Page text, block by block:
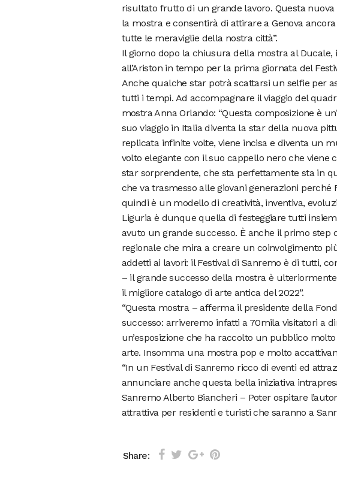
risultato frutto di un grande lavoro. Questa
la mostra e consentirà di attirare a Genova
tutte le meraviglie della nostra città”.
Il giorno dopo la chiusura della mostra al
all’Ariston in tempo per la prima giornata del
Anche qualche star potrà scattarsi un selfie per
tutti i tempi. Ad accompagnare il viaggio del
mostra Anna Orlando: “Questa composizione è
suo viaggio in Italia diventa la star della nuova
replicata infinite volte, viene incisa e diventa un
volto elegante con il suo cappello nero che
star sorprendente, che sta perfettamente sta in
che va trasmesso alle giovani generazioni
quindi è un modello di creatività, inventiva,
Liguria è dunque quella di festeggiare tutti
avuto un grande successo. È anche il primo
regionale che mira a creare un coinvolgimento
addetti ai lavori: il Festival di Sanremo è di tutti,
– il grande successo della mostra è
il migliore catalogo di arte antica del 2022”.
“Questa mostra – afferma il presidente della
successo: arriveremo infatti a 70mila visitatori a
un’esposizione che ha raccolto un pubblico
arte. Insomma una mostra pop e molto
“In un Festival di Sanremo ricco di eventi ed
annunciare anche questa bella iniziativa
Sanremo Alberto Biancheri – Poter ospitare
attrattiva per residenti e turisti che saranno a
Share: